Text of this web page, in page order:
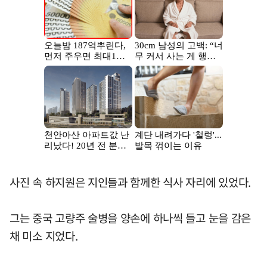
사진 속 하지원은 지인들과 함께한 식사 자리에 있었다.
그는 중국 고량주 술병을 양손에 하나씩 들고 눈을 감은
채 미소 지었다.